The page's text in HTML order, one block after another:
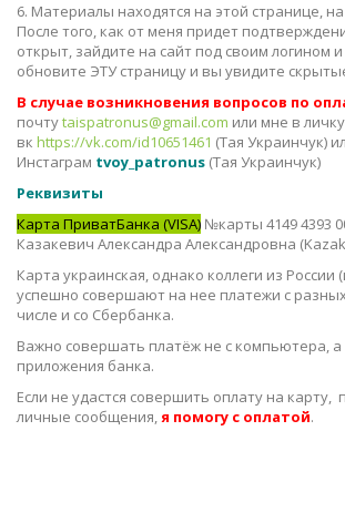
6. Материалы находятся на этой странице,
После того, как от меня придет
открыт, зайдите на сайт под своим логином
обновите ЭТУ страницу и вы увидите
В случае возникновения вопросов по
почтуtaispatronus@gmail.com или мне в личку
вк https://vk.com/id10651461 (Тая Украинчук)
Инстаграм tvoy_patronus (Тая Украинчук)
Реквизиты
Карта ПриватБанка (VISA) №карты 4149 4393
Казакевич Александра Александровна
Карта украинская, однако коллеги из России
успешно совершают на нее платежи с
числе и со Сбербанка.
Важно совершать платёж не с компьютера, а
приложения банка.
Если не удастся совершить оплату на
личные сообщения,я помогу с оплатой.